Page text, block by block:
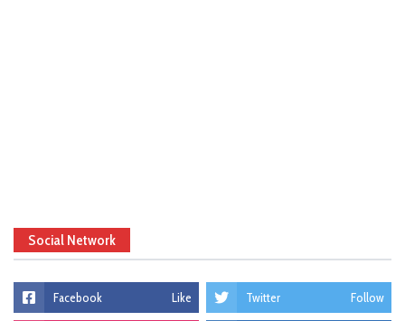
Social Network
Facebook Like Twitter Follow